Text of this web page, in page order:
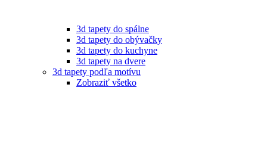
3d tapety do spálne
3d tapety do obývačky
3d tapety do kuchyne
3d tapety na dvere
3d tapety podľa motívu
Zobraziť všetko